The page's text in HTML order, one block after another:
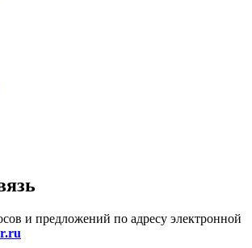
и предложений по адресу электронной